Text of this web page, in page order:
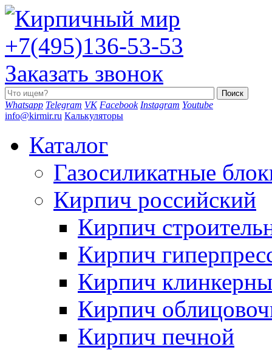
+7(495)136-53-53
Заказать звонок
Whatsapp Telegram VK Facebook Instagram Youtube
info@kirmir.ru Калькуляторы
Каталог
Газосиликатные
Кирпич российский
Кирпич
Кирпич
Кирпич
Кирпич
Кирпич печной